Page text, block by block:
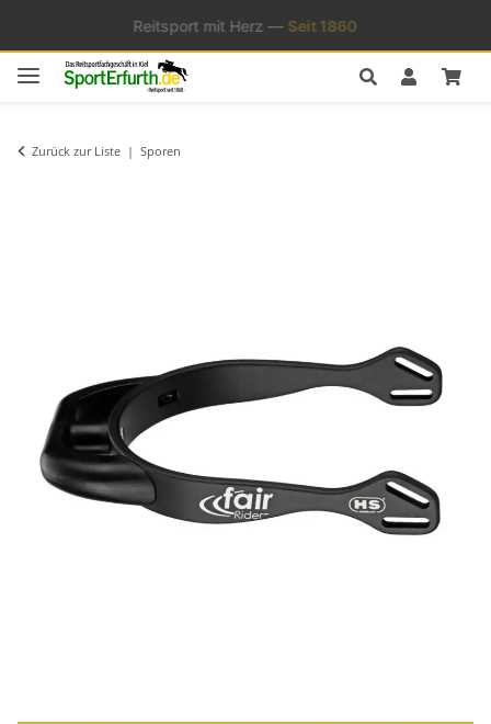
★★★★★ Trusted Shops zertifiziert
Reitsport mit Herz — Seit 1860
Zurück zur Liste Sporen